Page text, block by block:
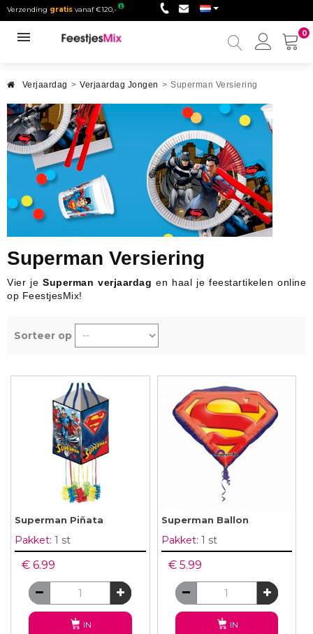
Verzending gratis vanaf €120,-
0
Mijn
Verjaardag > Verjaardag Jongen > Superman Versiering
Superman Versiering
Vier je Superman verjaardag en haal je feestartikelen online
op FeestjesMix!
Sorteer op
Superman Piñata
Pakket: 1 st
€ 6.99
IN
Superman Ballon
Pakket: 1 st
€ 5.99
IN